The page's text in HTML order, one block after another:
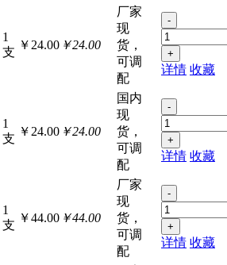
1
支
￥24.00 ￥24.00
厂家
现
货，
可调
配
-
+
详情 收藏
1
支
￥24.00 ￥24.00
国内
现
货，
可调
配
-
+
详情 收藏
1
支
￥44.00 ￥44.00
厂家
现
货，
可调
配
-
+
详情 收藏